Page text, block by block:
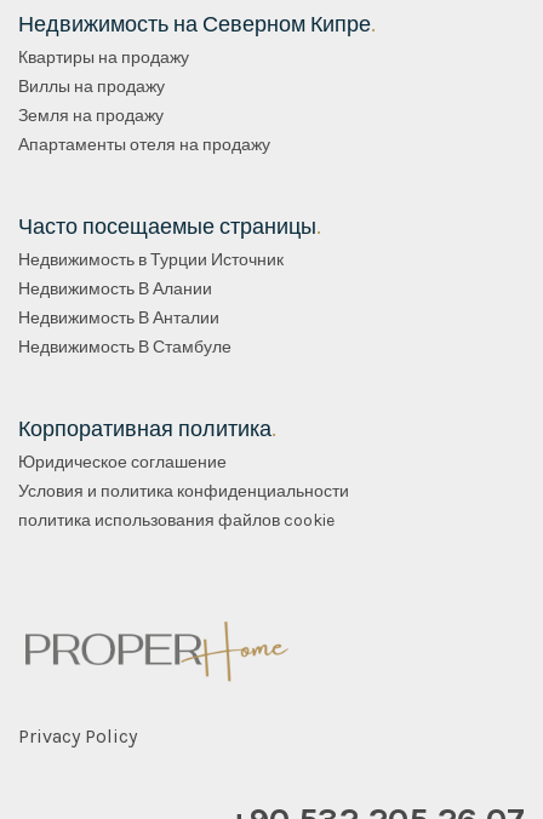
Недвижимость на Северном Кипре.
Квартиры на продажу
Виллы на продажу
Земля на продажу
Апартаменты отеля на продажу
Часто посещаемые страницы.
Недвижимость в Турции Источник
Недвижимость В Алании
Недвижимость В Анталии
Недвижимость В Стамбуле
Корпоративная политика.
Юридическое соглашение
Условия и политика конфиденциальности
политика использования файлов cookie
Privacy Policy